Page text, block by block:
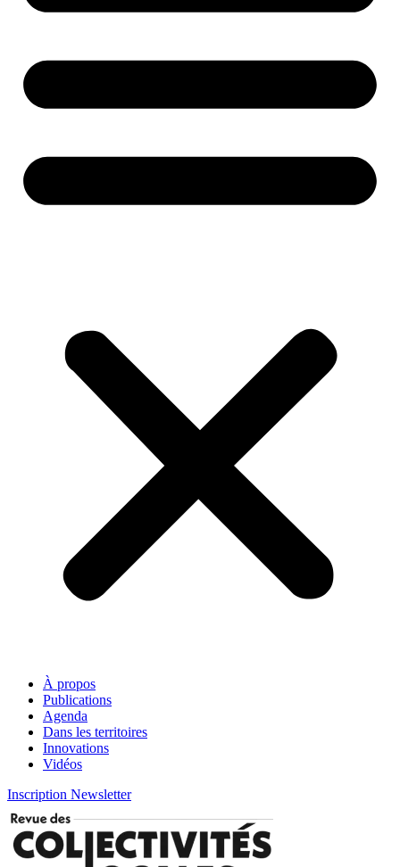
À propos
Publications
Agenda
Dans les territoires
Innovations
Vidéos
Inscription Newsletter